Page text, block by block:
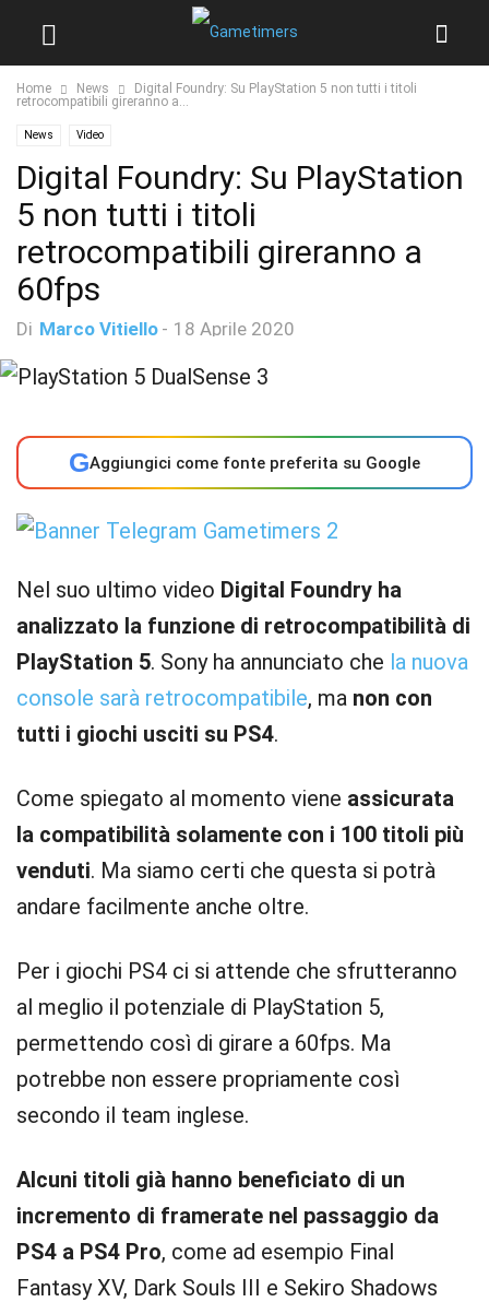
Home News
Digital Foundry: Su PlayStation 5 non tutti i titoli
retrocompatibili gireranno a...
News Video
Digital Foundry: Su PlayStation
5 non tutti i titoli
retrocompatibili gireranno a
60fps
Di Marco Vitiello - 18 Aprile 2020
GAggiungici come fonte preferita su Google
Nel suo ultimo video Digital Foundry ha
analizzato la funzione di retrocompatibilità di
PlayStation 5. Sony ha annunciato che la nuova
console sarà retrocompatibile, ma non con
tutti i giochi usciti su PS4.
Come spiegato al momento viene assicurata
la compatibilità solamente con i 100 titoli più
venduti. Ma siamo certi che questa si potrà
andare facilmente anche oltre.
Per i giochi PS4 ci si attende che sfrutteranno
al meglio il potenziale di PlayStation 5,
permettendo così di girare a 60fps. Ma
potrebbe non essere propriamente così
secondo il team inglese.
Alcuni titoli già hanno beneficiato di un
incremento di framerate nel passaggio da
PS4 a PS4 Pro, come ad esempio Final
Fantasy XV, Dark Souls III e Sekiro Shadows